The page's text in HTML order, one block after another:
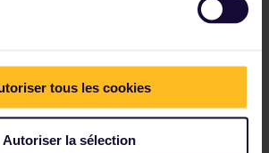
tous les cookies
Autoriser la sélection